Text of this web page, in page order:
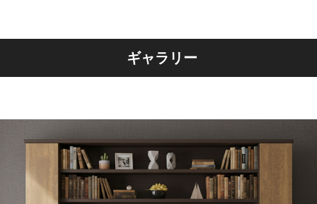
ギャラリー